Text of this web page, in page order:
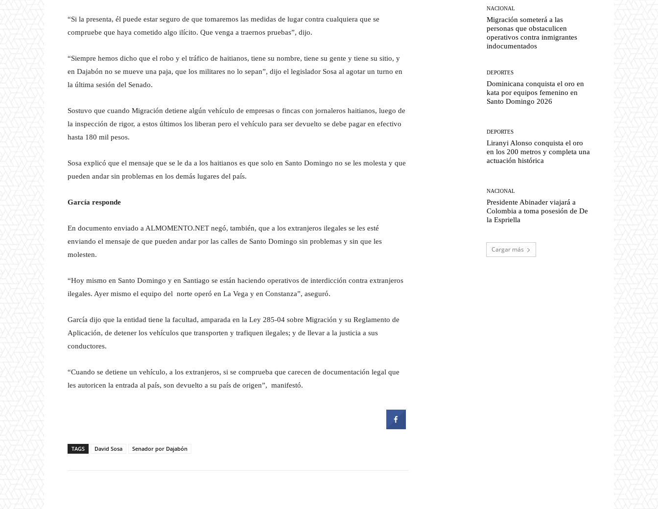
“Si la presenta, él puede estar seguro de que tomaremos las medidas de lugar contra cualquiera que se
compruebe que haya cometido algo ilícito. Que venga a traernos pruebas”, dijo.
“Siempre hemos dicho que el robo y el tráfico de haitianos, tiene su nombre, tiene su gente y tiene su sitio, y
en Dajabón no se mueve una paja, que los militares no lo sepan”, dijo el legislador Sosa al agotar un turno en
la última sesión del Senado.
Sostuvo que cuando Migración detiene algún vehículo de empresas o fincas con jornaleros haitianos, luego de
la inspección de rigor, a estos últimos los liberan pero el vehículo para ser devuelto se debe pagar en efectivo
hasta 180 mil pesos.
Sosa explicó que el mensaje que se le da a los haitianos es que solo en Santo Domingo no se les molesta y que
pueden andar sin problemas en los demás lugares del país.
García responde
En documento enviado a ALMOMENTO.NET negó, también, que a los extranjeros ilegales se les esté
enviando el mensaje de que pueden andar por las calles de Santo Domingo sin problemas y sin que les
molesten.
“Hoy mismo en Santo Domingo y en Santiago se están haciendo operativos de interdicción contra extranjeros
ilegales. Ayer mismo el equipo del norte operó en La Vega y en Constanza”, aseguró.
García dijo que la entidad tiene la facultad, amparada en la Ley 285-04 sobre Migración y su Reglamento de
Aplicación, de detener los vehículos que transporten y trafiquen ilegales; y de llevar a la justicia a sus
conductores.
“Cuando se detiene un vehículo, a los extranjeros, si se comprueba que carecen de documentación legal que
les autoricen la entrada al país, son devuelto a su país de origen”, manifestó.
TAGS David Sosa Senador por Dajabón
NACIONAL
Migración someterá a las
personas que obstaculicen
operativos contra inmigrantes
indocumentados
DEPORTES
Dominicana conquista el oro en
kata por equipos femenino en
Santo Domingo 2026
DEPORTES
Liranyi Alonso conquista el oro
en los 200 metros y completa una
actuación histórica
NACIONAL
Presidente Abinader viajará a
Colombia a toma posesión de De
la Espriella
Cargar más